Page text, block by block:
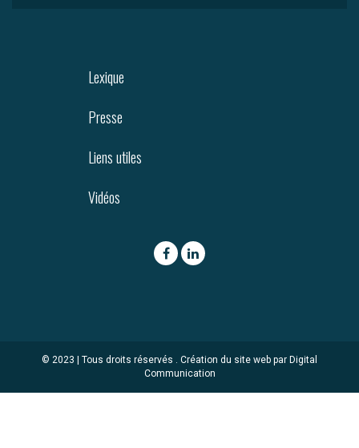
Lexique
Presse
Liens utiles
Vidéos
© 2023 | Tous droits réservés . Création du site web par Digital
Communication